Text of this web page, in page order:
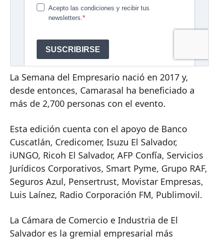
La Semana del Empresario nació en 2017 y,
desde entonces, Camarasal ha beneficiado a
más de 2,700 personas con el evento.
Esta edición cuenta con el apoyo de Banco
Cuscatlán, Credicomer, Isuzu El Salvador,
iUNGO, Ricoh El Salvador, AFP Confía, Servicios
Jurídicos Corporativos, Smart Pyme, Grupo RAF,
Seguros Azul, Pensertrust, Movistar Empresas,
Luis Laínez, Radio Corporación FM, Publimovil.
La Cámara de Comercio e Industria de El
Salvador es la gremial empresarial más